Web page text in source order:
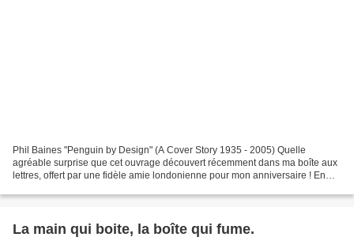
Phil Baines "Penguin by Design" (A Cover Story 1935 - 2005) Quelle
agréable surprise que cet ouvrage découvert récemment dans ma boîte aux
lettres, offert par une fidèle amie londonienne pour mon anniversaire ! En
La main qui boite, la boîte qui fume.